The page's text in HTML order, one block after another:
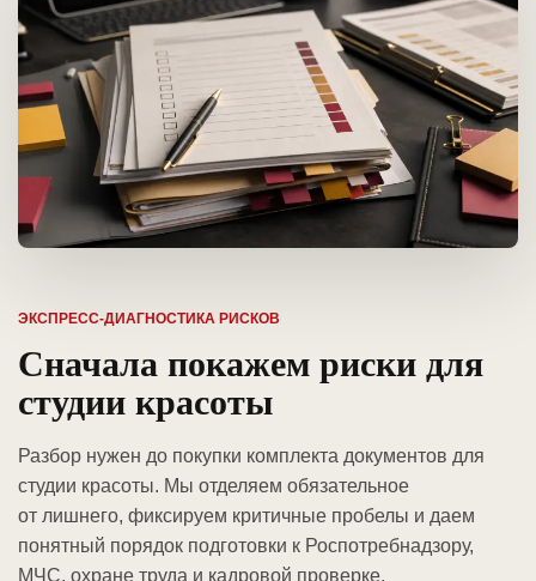
ЭКСПРЕСС-ДИАГНОСТИКА РИСКОВ
Сначала покажем риски для
студии красоты
Разбор нужен до покупки комплекта документов для
студии красоты. Мы отделяем обязательное
от лишнего, фиксируем критичные пробелы и даем
понятный порядок подготовки к Роспотребнадзору,
МЧС, охране труда и кадровой проверке.